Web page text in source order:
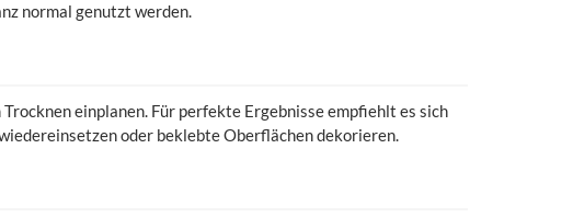
normal genutzt werden.
einplanen. Für perfekte Ergebnisse empfiehlt es sich
oder beklebte Oberflächen dekorieren.